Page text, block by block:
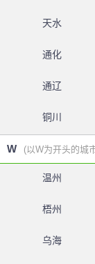
天水
通化
通辽
铜川
W (以W为开头的城
温州
梧州
乌海